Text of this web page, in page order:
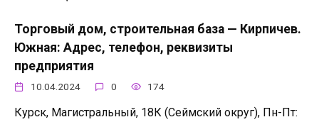
Торговый дом, строительная база — Кирпичев.
Южная: Адрес, телефон, реквизиты
предприятия
10.04.2024 0 174
Курск, Магистральный, 18К (Сеймский округ), Пн-Пт: